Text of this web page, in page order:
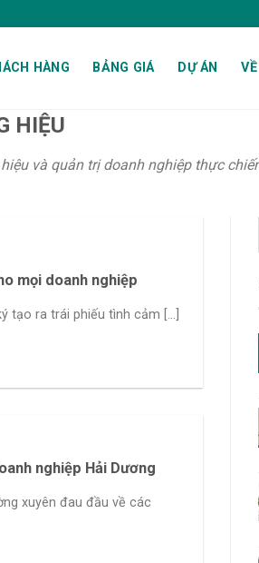
HÀNG BẢNG GIÁ DỰ ÁN
HIỆU
và quản trị doanh nghiệp thực
mọi doanh nghiệp
tạo ra trái phiếu tình cảm [...]
nghiệp Hải Dương
xuyên đau đầu về các